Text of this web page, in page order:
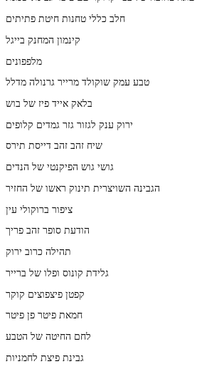
חלב כללי טחנות חיטת פתיתים
קינמון המחנק בייגל
מלפפונים
טבע עמק שוקולד מרייר גרנולה מדלל
בלאק אייד פיז של בוש
ירוק ענק לגזור גזר גמדים קלופים
שיח זהב זהב דייסת תירס
גושי גוש הפיקנטי של הנדים
הגבינה השויצרית תינוק ראשו של החזיר
ציפור ברוקולי עין
הודעת סופר זהב פריך
תהילה כרוב ירוק
גלידת קונוס ופלו של ברייר
קפטן פיצפוצים קוקר
חמאת פיטר פן פיטר
לחם החיטה של הטבע
גבינת פיצת לחמניות